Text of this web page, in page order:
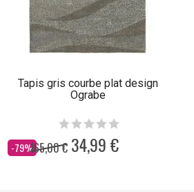
Tapis gris courbe plat design
Ograbe
-79%
Dès 165,00 € 34,99 €